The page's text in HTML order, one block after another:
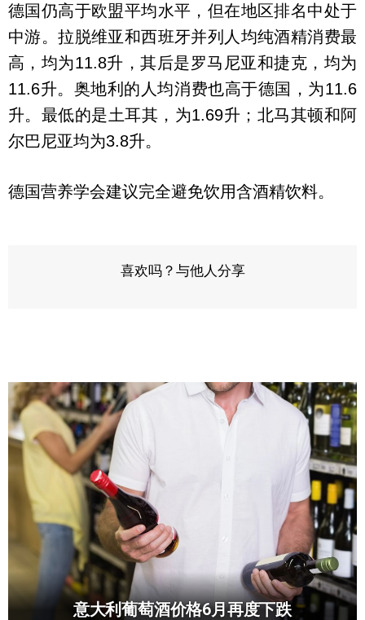
德国仍高于欧盟平均水平，但在地区排名中处于
中游。拉脱维亚和西班牙并列人均纯酒精消费最
高，均为11.8升，其后是罗马尼亚和捷克，均为
11.6升。奥地利的人均消费也高于德国，为11.6
升。最低的是土耳其，为1.69升；北马其顿和阿
尔巴尼亚均为3.8升。
德国营养学会建议完全避免饮用含酒精饮料。
喜欢吗？与他人分享
意大利葡萄酒价格6月再度下跌